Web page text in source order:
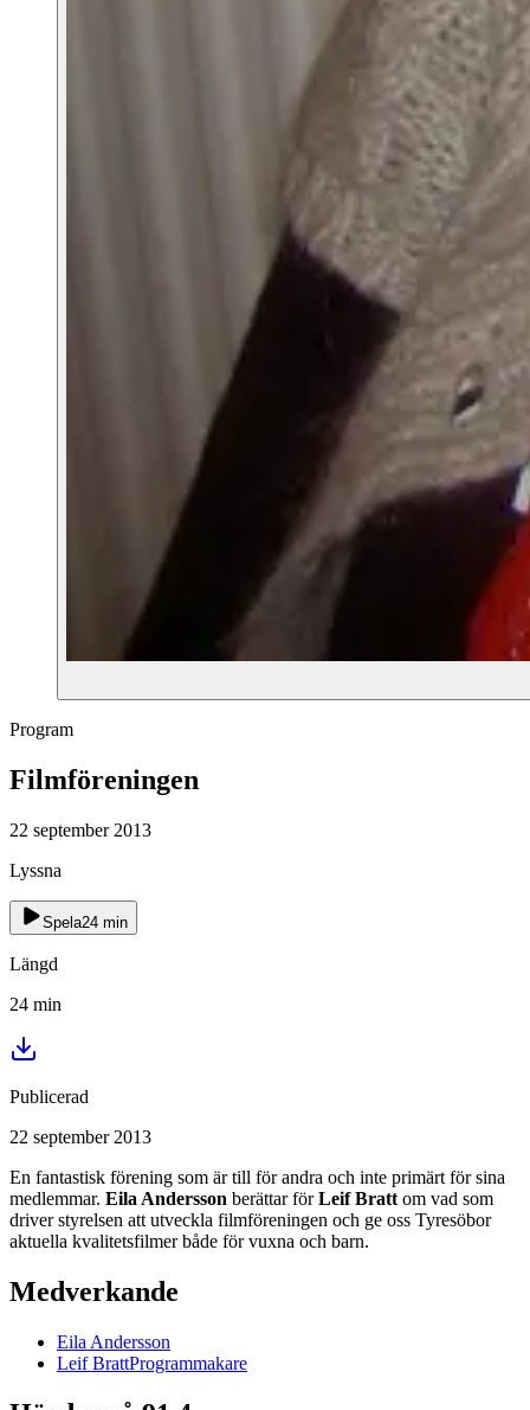
Program
Filmföreningen
22 september 2013
Lyssna
Spela24 min
Längd
24 min
Publicerad
22 september 2013
En fantastisk förening som är till för andra och inte primärt för sina
medlemmar. Eila Andersson berättar förLeif Bratt om vad som
driver styrelsen att utveckla filmföreningen och ge oss Tyresöbor
aktuella kvalitetsfilmer både för vuxna och barn.
Medverkande
Eila Andersson
Leif BrattProgrammakare